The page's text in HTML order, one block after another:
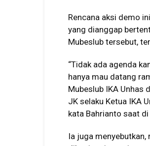
Rencana aksi demo
yang dianggap
Mubeslub tersebut,
“Tidak ada agenda
hanya mau datang
Mubeslub IKA Unhas
JK selaku Ketua IKA
kata Bahrianto saat
Ia juga